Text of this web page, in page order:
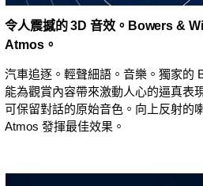
令人震撼的 3D 音效。Bowers &
Atmos。
汽車追逐。輕聲細語。音樂。獨家的
能為觀賞內容帶來激動人心的逼真表
可保留對話的原始音色。向上反射的
Atmos 發揮最佳效果。